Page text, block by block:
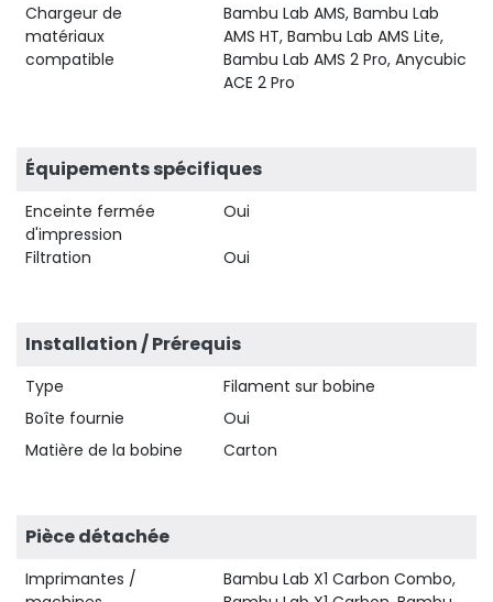
Chargeur de
matériaux
compatible
Bambu Lab AMS, Bambu Lab
AMS HT, Bambu Lab AMS Lite,
Bambu Lab AMS 2 Pro, Anycubic
ACE 2 Pro
Équipements spécifiques
Enceinte fermée
d'impression
Oui
Filtration Oui
Installation / Prérequis
Type
Filament sur bobine
Boîte fournie
Oui
Matière de la bobine
Carton
Pièce détachée
Imprimantes /
Bambu Lab X1 Carbon Combo,